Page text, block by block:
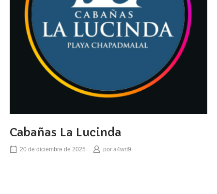
Cabañas La Lucinda
20 de diciembre de 2025 por a4wrt9